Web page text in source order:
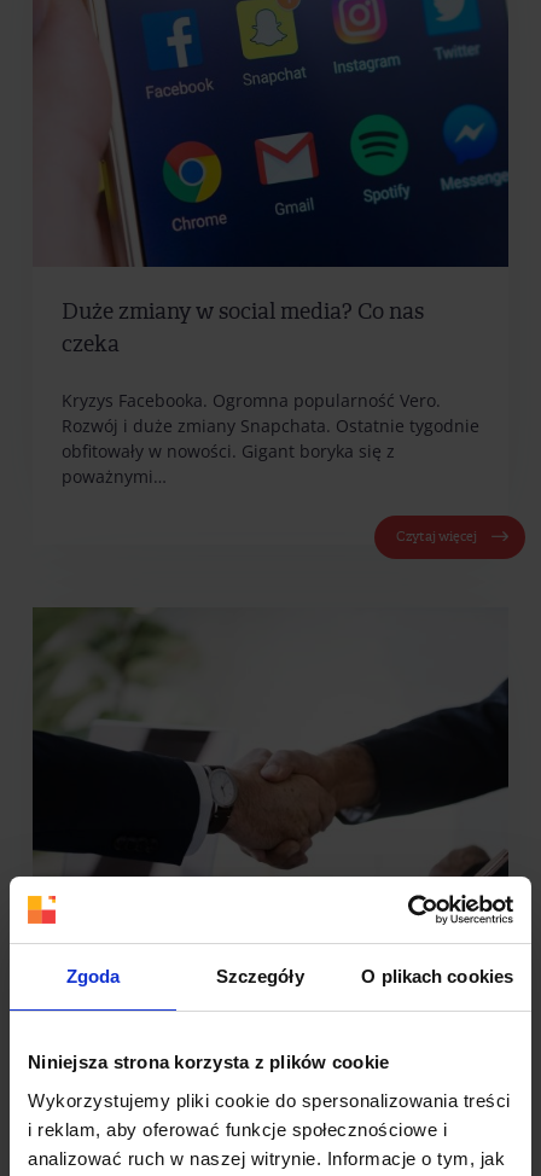
Zgoda Szczegóły O plikach cookies
Niniejsza strona korzysta z plików cookie
Wykorzystujemy pliki cookie do spersonalizowania treści
i reklam, aby oferować funkcje społecznościowe i
analizować ruch w naszej witrynie. Informacje o tym, jak
Duże zmiany w social media? Co nas
czeka
Kryzys Facebooka. Ogromna popularność Vero.
Rozwój i duże zmiany Snapchata. Ostatnie tygodnie
obfitowały w nowości. Gigant boryka się z
poważnymi…
Czytaj więcej
Mikroinfluencerzy: płacisz mniej –
Są influencerzy, czyli ludzie, którzy mogą pomóc Ci
osiągnąć więcej dzięki swojej popularności w sieci.
Są klienci, którzy tworzą recenzje…